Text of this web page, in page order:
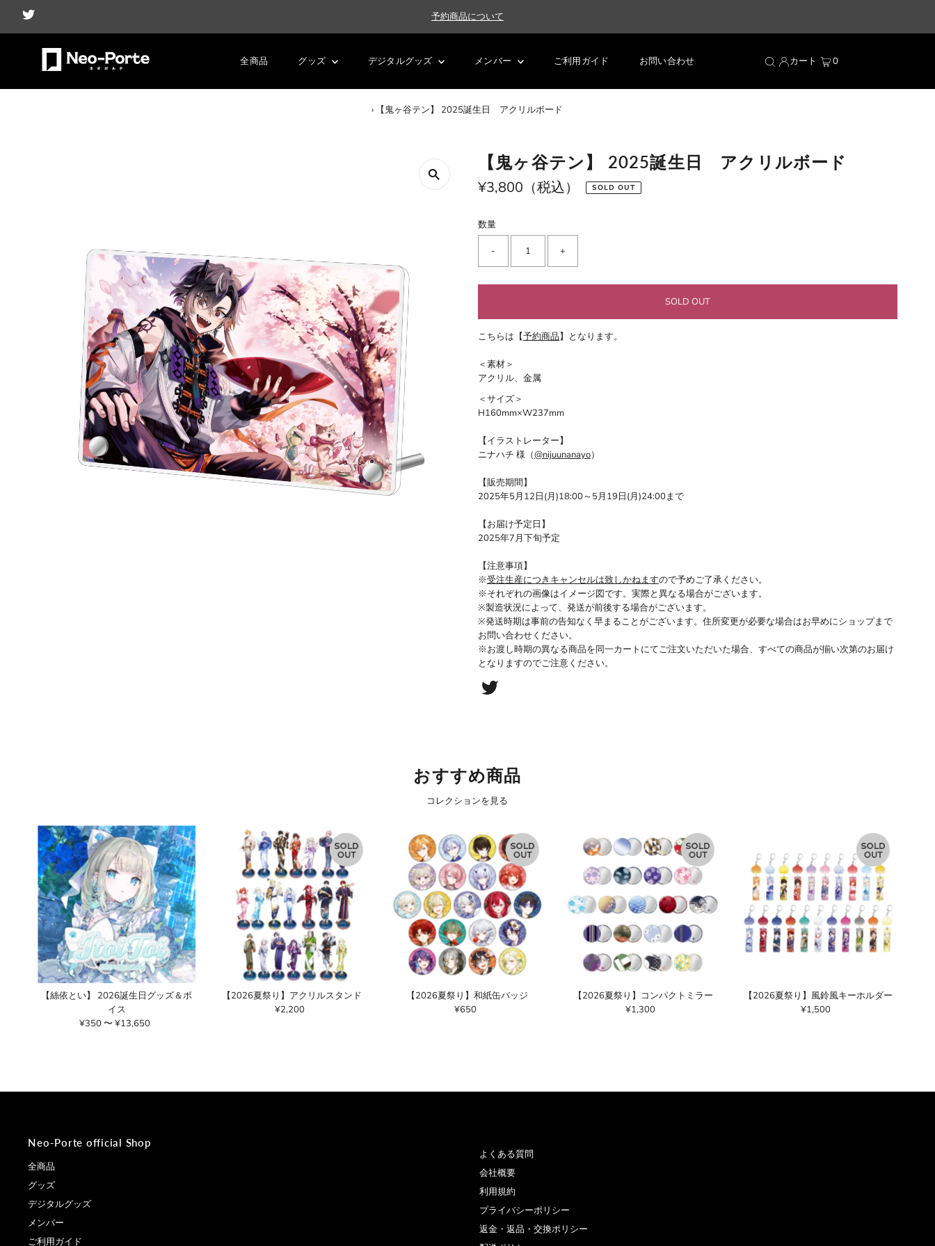
予約商品について
全商品 グッズ デジタルグッズ メンバー ご利用ガイド お問い合わせ カート 0
› 【鬼ヶ谷テン】 2025誕生日 アクリルボード
【鬼ヶ谷テン】 2025誕生日 アクリルボード
通
価
格
¥3,800（税込） SOLD OUT
数量
- +
こちらは【予約商品】となります。
＜素材＞
アクリル、金属
＜サイズ＞
H160mm×W237mm
【イラストレーター】
ニナハチ 様（@nijuunanayo）
【販売期間】
2025年5月12日(月)18:00～5月19日(月)24:00まで
【お届け予定日】
2025年7月下旬予定
【注意事項】
※受注生産につきキャンセルは致しかねますので予めご了承ください。
※それぞれの画像はイメージ図です。実際と異なる場合がございます。
※製造状況によって、発送が前後する場合がございます。
※発送時期は事前の告知なく早まることがございます。住所変更が必要な場合はお早めにショップまで
お問い合わせください。
※お渡し時期の異なる商品を同一カートにてご注文いただいた場合、すべての商品が揃い次第のお届け
となりますのでご注意ください。
おすすめ商品
コレクションを見る
【絲依とい】 2026誕生日グッズ＆ボ
イス
通
¥350 〜 ¥13,650
【2026夏祭り】アクリルスタンド
通
¥2,200
【2026夏祭り】和紙缶バッジ
通
¥650
【2026夏祭り】コンパクトミラー
通
¥1,300
【2026夏祭り】風鈴風キーホルダー
通
¥1,500
Neo-Porte official Shop
全商品
グッズ
デジタルグッズ
メンバー
ご利用ガイド
よくある質問
会社概要
利用規約
プライバシーポリシー
返金・返品・交換ポリシー